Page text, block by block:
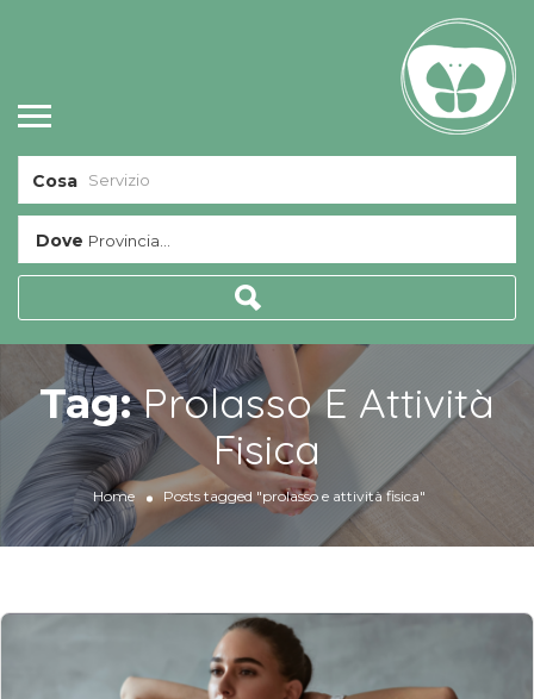
Cosa
Dove Provincia...
Tag:Prolasso E Attività
Fisica
Home Posts tagged "prolasso e attività fisica"